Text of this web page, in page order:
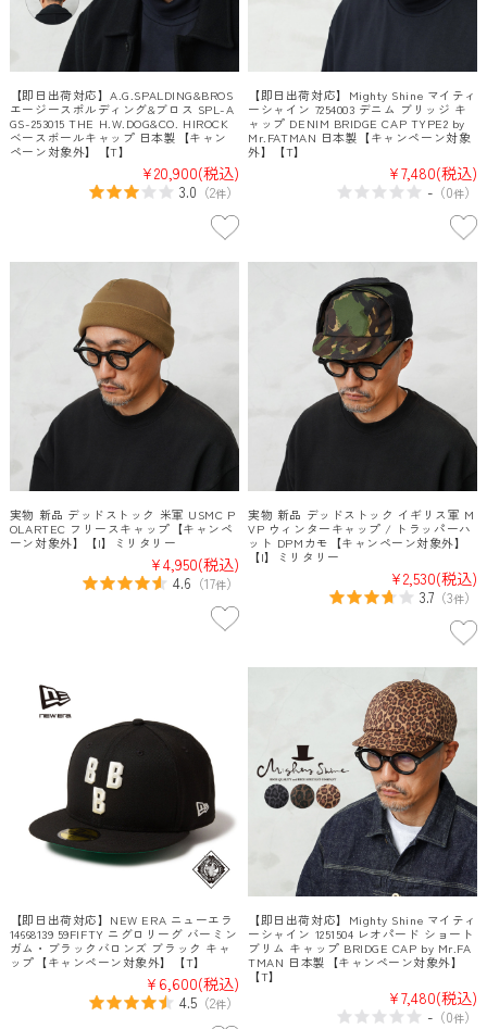
【即日出荷対応】A.G.SPALDING&BROS
エージースポルディング&ブロス SPL-A
GS-253015 THE H.W.DOG&CO. HIROCK
ベースボールキャップ 日本製【キャン
ペーン対象外】【T】
¥20,900(税込)
3.0 （2件）
【即日出荷対応】Mighty Shine マイティ
ーシャイン 7254003 デニム ブリッジ キ
ャップ DENIM BRIDGE CAP TYPE2 by
Mr.FATMAN 日本製【キャンペーン対象
外】【T】
¥7,480(税込)
- （0件）
実物 新品 デッドストック 米軍 USMC P
OLARTEC フリースキャップ【キャンペ
ーン対象外】【I】ミリタリー
¥4,950(税込)
4.6 （17件）
実物 新品 デッドストック イギリス軍 M
VP ウィンターキャップ / トラッパーハ
ット DPMカモ【キャンペーン対象外】
【I】ミリタリー
¥2,530(税込)
3.7 （3件）
【即日出荷対応】NEW ERA ニューエラ
14668139 59FIFTY ニグロリーグ バーミン
ガム・ブラックバロンズ ブラック キャ
ップ【キャンペーン対象外】【T】
¥6,600(税込)
4.5（2件）
【即日出荷対応】Mighty Shine マイティ
ーシャイン 1251504 レオパード ショート
ブリム キャップ BRIDGE CAP by Mr.FA
TMAN 日本製【キャンペーン対象外】
【T】
¥7,480(税込)
- （0件）